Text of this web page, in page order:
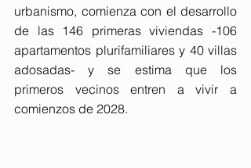
urbanismo, comienza con el desarrollo
de las 146 primeras viviendas -106
apartamentos plurifamiliares y 40 villas
adosadas- y se estima que los
primeros vecinos entren a vivir a
comienzos de 2028.